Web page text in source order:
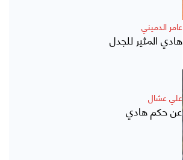
عامر الدميني
هادي المثير للجدل
علي عشال
عن حكم هادي